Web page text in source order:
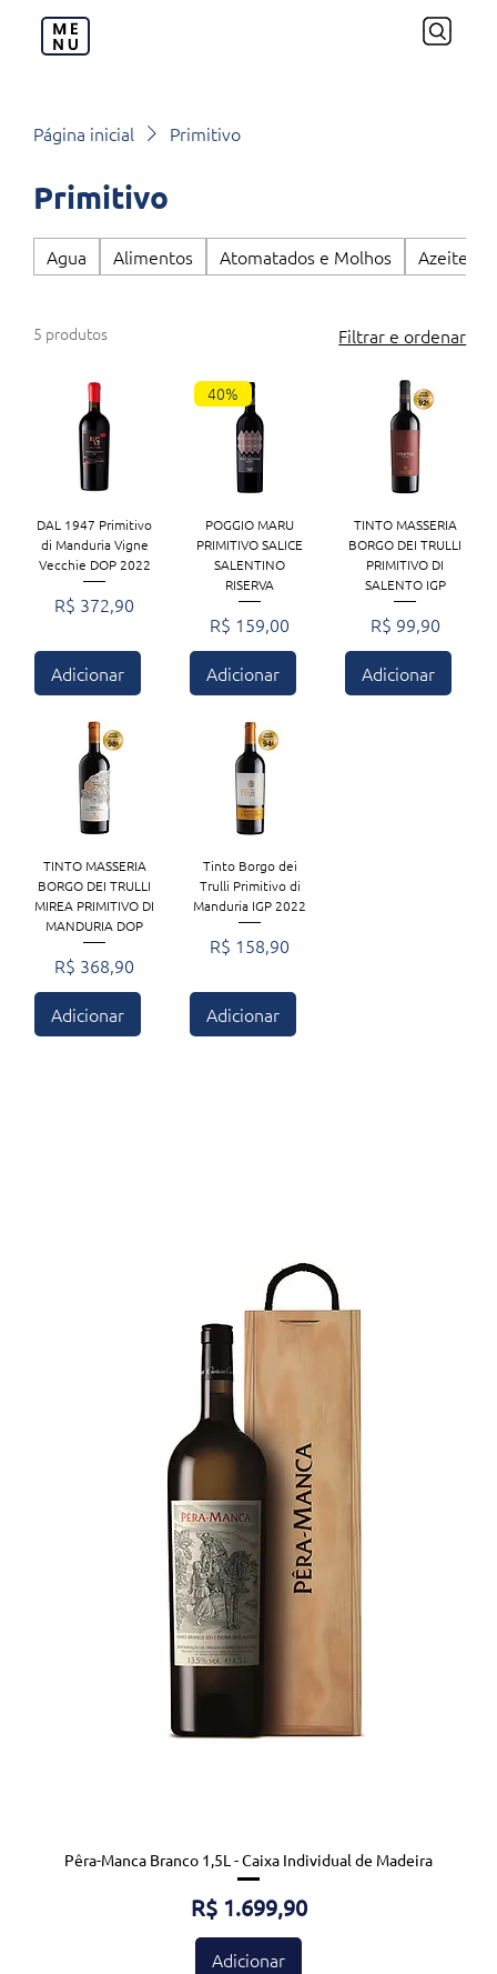
Pêra-Manca Branco 1,5L - Caixa Individual de Madeira
Preço
R$ 1.699,90
Adicionar
Página inicial Primitivo
Primitivo
Agua Alimentos Atomatados e Molhos Azeite de
5 produtos Filtrar e ordenar
DAL 1947 Primitivo
di Manduria Vigne
Vecchie DOP 2022
Preço
R$ 372,90
Adicionar
40%
POGGIO MARU
PRIMITIVO SALICE
SALENTINO
RISERVA
Preço
R$ 159,00
Adicionar
TINTO MASSERIA
BORGO DEI TRULLI
PRIMITIVO DI
SALENTO IGP
Preço
R$ 99,90
Adicionar
TINTO MASSERIA
BORGO DEI TRULLI
MIREA PRIMITIVO DI
MANDURIA DOP
Preço
R$ 368,90
Adicionar
Tinto Borgo dei
Trulli Primitivo di
Manduria IGP 2022
Preço
R$ 158,90
Adicionar